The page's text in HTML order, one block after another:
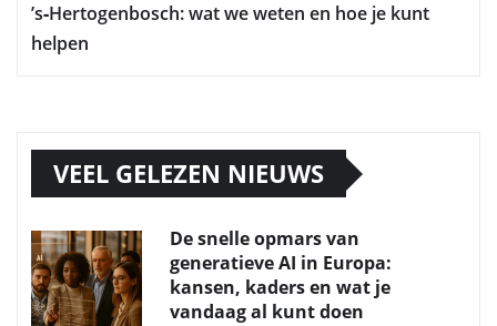
’s‑Hertogenbosch: wat we weten en hoe je kunt
helpen
VEEL GELEZEN NIEUWS
De snelle opmars van
generatieve AI in Europa:
kansen, kaders en wat je
vandaag al kunt doen